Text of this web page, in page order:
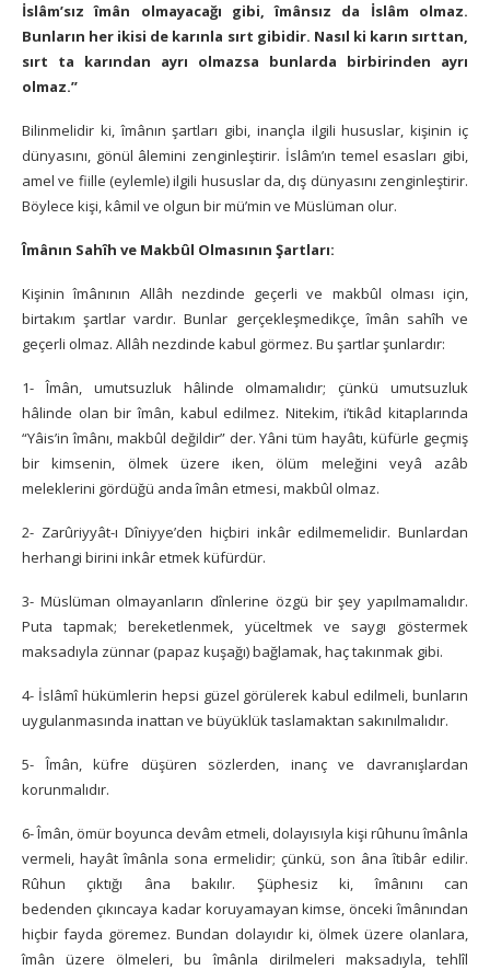
İslâm’sız îmân olmayacağı gibi, îmânsız da İslâm olmaz.
Bunların her ikisi de karınla sırt gibidir. Nasıl ki karın sırttan,
sırt ta karından ayrı olmazsa bunlarda birbirinden ayrı
olmaz.”
Bilinmelidir ki, îmânın şartları gibi, inançla ilgili hususlar, kişinin iç
dünyasını, gönül âlemini zenginleştirir. İslâm’ın temel esasları gibi,
amel ve fiille (eylemle) ilgili hususlar da, dış dünyasını zenginleştirir.
Böylece kişi, kâmil ve olgun bir mü’min ve Müslüman olur.
Îmânın Sahîh ve Makbûl Olmasının Şartları:
Kişinin îmânının Allâh nezdinde geçerli ve makbûl olması için,
birtakım şartlar vardır. Bunlar gerçekleşmedikçe, îmân sahîh ve
geçerli olmaz. Allâh nezdinde kabul görmez. Bu şartlar şunlardır:
1- Îmân, umutsuzluk hâlinde olmamalıdır; çünkü umutsuzluk
hâlinde olan bir îmân, kabul edilmez. Nitekim, i’tikâd kitaplarında
“Yâis’in îmânı, makbûl değildir” der. Yâni tüm hayâtı, küfürle geçmiş
bir kimsenin, ölmek üzere iken, ölüm meleğini veyâ azâb
meleklerini gördüğü anda îmân etmesi, makbûl olmaz.
2- Zarûriyyât-ı Dîniyye’den hiçbiri inkâr edilmemelidir. Bunlardan
herhangi birini inkâr etmek küfürdür.
3- Müslüman olmayanların dînlerine özgü bir şey yapılmamalıdır.
Puta tapmak; bereketlenmek, yüceltmek ve saygı göstermek
maksadıyla zünnar (papaz kuşağı) bağlamak, haç takınmak gibi.
4- İslâmî hükümlerin hepsi güzel görülerek kabul edilmeli, bunların
uygulanmasında inattan ve büyüklük taslamaktan sakınılmalıdır.
5- Îmân, küfre düşüren sözlerden, inanç ve davranışlardan
korunmalıdır.
6- Îmân, ömür boyunca devâm etmeli, dolayısıyla kişi rûhunu îmânla
vermeli, hayât îmânla sona ermelidir; çünkü, son âna îtibâr edilir.
Rûhun çıktığı âna bakılır. Şüphesiz ki, îmânını can
bedenden çıkıncaya kadar koruyamayan kimse, önceki îmânından
hiçbir fayda göremez. Bundan dolayıdır ki, ölmek üzere olanlara,
îmân üzere ölmeleri, bu îmânla dirilmeleri maksadıyla, tehlîl